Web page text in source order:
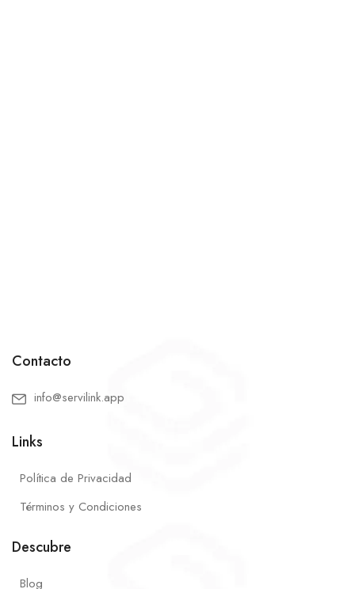
Contacto
info@servilink.app
Links
Política de Privacidad
Términos y Condiciones
Descubre
Blog